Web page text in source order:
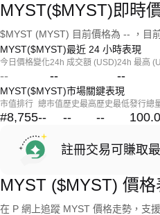
MYST($MYST)即時
$MYST (MYST) 目前價格為 -- ，目
MYST($MYST)最近 24 小時表現
今日價格變化
--
24h 成交額 (USD)
--
24h 最高
--
MYST($MYST)市場關鍵表現
市值排行
#8,755
總市值
--
歷史最高
--
歷史最低
--
發行總
註冊交易可賺取
MYST ($MYST) 價格
在 P 網上追蹤 MYST 價格走勢，支